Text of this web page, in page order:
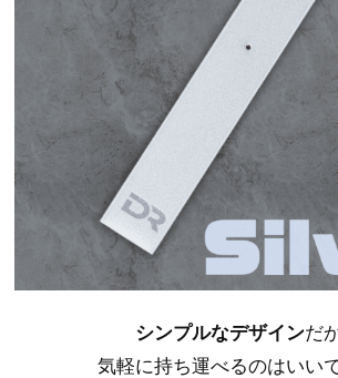
シンプルなデザインだ
気軽に持ち運べるのはいい